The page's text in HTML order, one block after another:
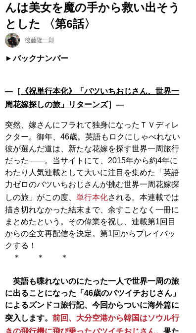
んは美女を魔の手から救い出そう
とした 〈第6話〉
後藤隆一郎
バックナンバー
―［ 《祝単行本化》「バツいちおじさん、世界一
周花嫁探しの旅」リターンズ］―
突然、嫁さんにフラれて独身になったＴＶディレ
クター。御年、46歳。英語もロクにしゃべれない
彼が選んだ道は、新たな花嫁を探す世界一周旅行
だった――。当サイトにて、2015年から約4年に
わたり人気連載として大いに注目を集めた「英語
力ゼロのバツいちおじさんが挑む世界一周花嫁探
しの旅」がこの度、 単行本化される。本連載では
描き切れなかった結末まで、余すことなく一冊に
まとめたという。その偉業を祝し、連載第1回目
からの全文再配信を決定。第1回からプレイバッ
クする！
＊ ＊ ＊
英語も喋れないのにたった一人で世界一周の旅
に出ることになった「46歳のバツイチおじさん」
によるズンドコ旅行記、今回からついに海外篇に
突入します。 前回、大分空港から韓国はソウル行
きの飛行機に飛び乗ったバツイチおじさん。 果た